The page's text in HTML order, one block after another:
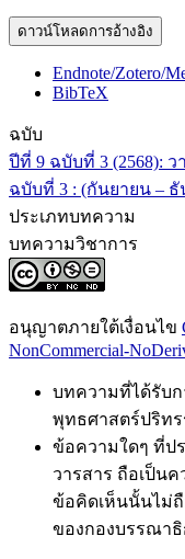
ดาวน์โหลดการอ้างอิง
Endnote/Zotero/
BibTeX
ฉบับ
ปีที่ 9 ฉบับที่ 3 (2568):
ฉบับที่ 3 : (กันยายน – ธั
ประเภทบทความ
บทความวิชาการ
อนุญาตภายใต้เงื่อนไข
NonCommercial-
บทความที่ได้รับ
พุทธศาสตร์ปริท
ข้อความใดๆ ที่ป
วารสาร ถือเป็น
ข้อคิดเห็นนั้นไม่
ของกองบรรณา